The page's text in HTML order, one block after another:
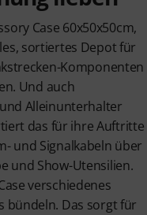
Case 60x50x50cm,
sortiertes Depot für
Komponenten
Und auch
Alleinunterhalter
das für ihre Auftritte
und Signalkabeln über
und Show-Utensilien.
verschiedenes
bündeln. Das sorgt für